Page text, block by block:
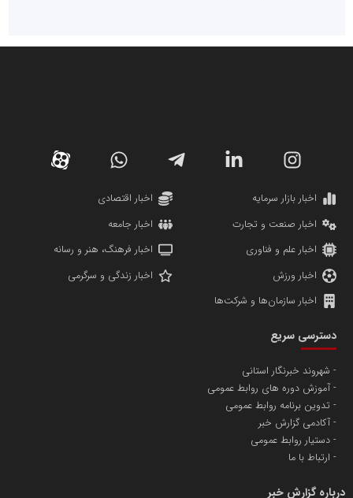
دانشگاه سئوی ایران
پایگاه اطلاع رسانی اعتلای نهادهای مردمی
تامین آهن اسفنجی تولیدکنندگان فولاد در کشور
مریم حاج نوروز نظری
مسعودصادقی
اخبار بازار سرمایه
اخبار اقتصادی
اخبار صنعت و تجارت
اخبار جامعه
اخبار علم و فناوری
اخبار فرهنگ، هنر و رسانه
اخبار ورزش
اخبار زندگی و سرگرمی
اخبار سازمان‌ها و شرکت‌ها
دسترسی سریع
شهروند خبرنگار استانی
آموزش دوره های روابط عمومی
تدوین برنامه روابط عمومی
آکادمی گزارش خبر
دستیار روابط عمومی
ارتباط با ما
درباره گزارش خبر